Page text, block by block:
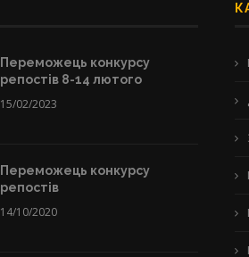
Переможець конкурсу
репостів 8-14 лютого
15/02/2023
Переможець конкурсу
репостів
14/10/2020